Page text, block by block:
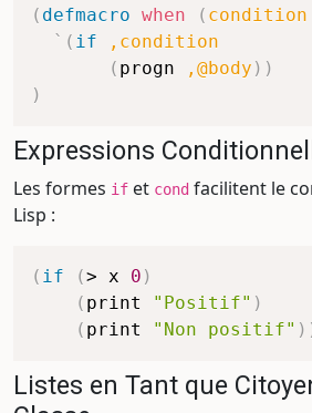
( defmacro when ( condition
`( if
,condition
( progn ,@body ) )
)
Expressions
Les formes if et cond facilitent le
Lisp :
( if (> x 0 )
( print "Positif" )
( print "Non positif" )
Listes en Tant que